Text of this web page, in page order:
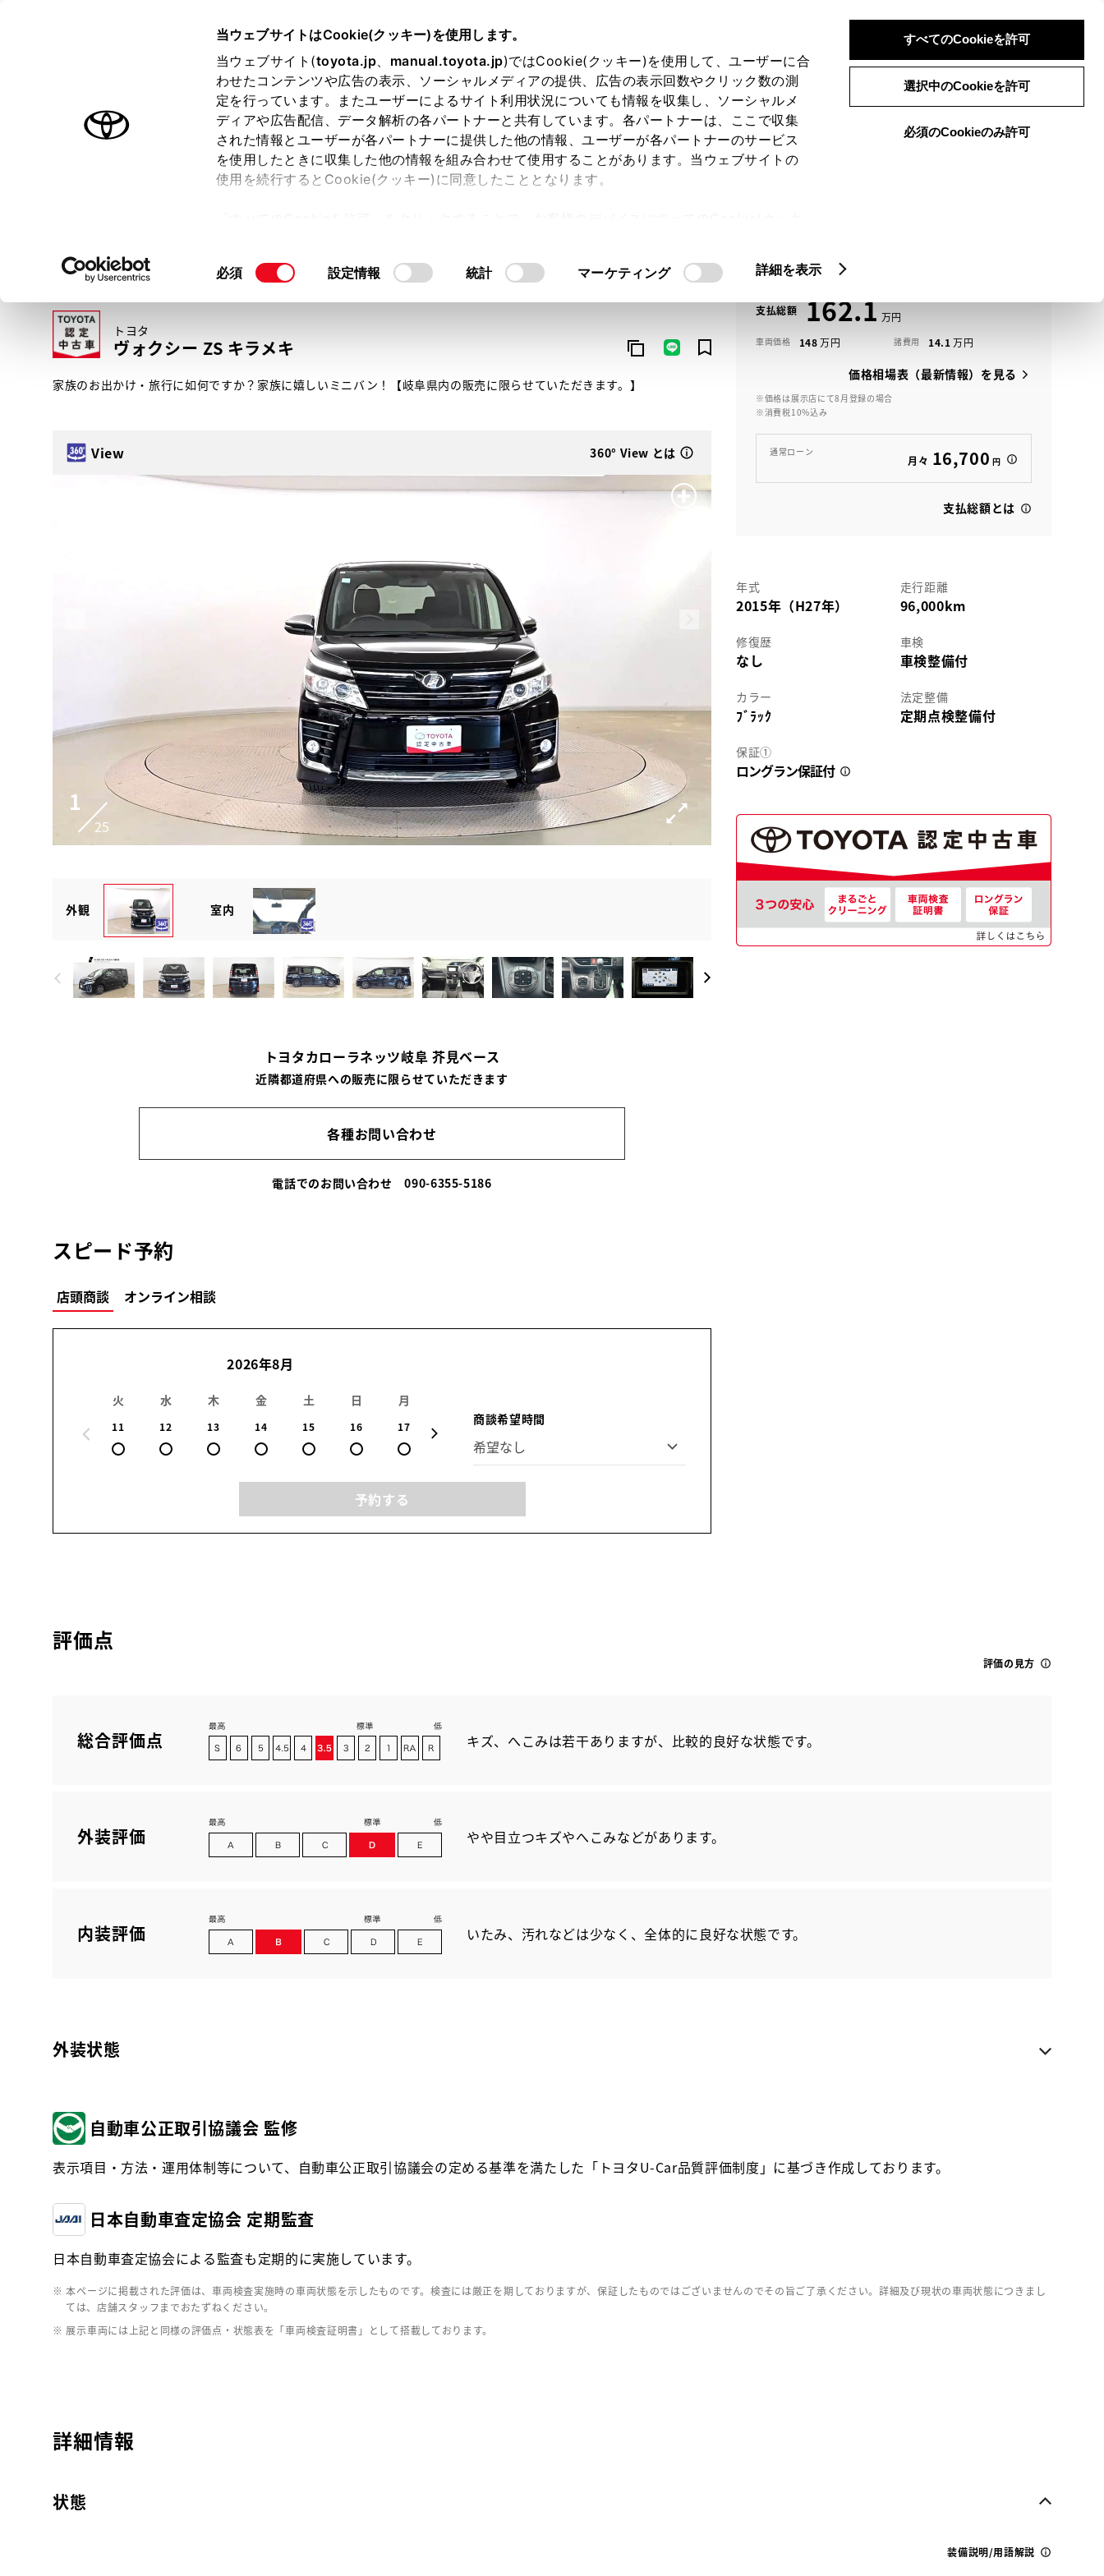
当ウェブサイトはCookie(クッキー)を使用します。
当ウェブサイト(toyota.jp、 manual.toyota.jp)ではCookie(クッキー)を使用して、ユーザーに合
わせたコンテンツや広告の表示、ソーシャルメディアの提供、広告の表示回数やクリック数の測
定を行っています。またユーザーによるサイト利用状況についても情報を収集し、ソーシャルメ
ディアや広告配信、データ解析の各パートナーと共有しています。各パートナーは、ここで収集
された情報とユーザーが各パートナーに提供した他の情報、ユーザーが各パートナーのサービス
を使用したときに収集した他の情報を組み合わせて使用することがあります。当ウェブサイトの
使用を続行するとCookie(クッキー)に同意したこととなります。
て」をご覧ください。
同
択
必須 設定情報 統計 マーケティング 詳細を表示
すべてのCookieを許可
選択中のCookieを許可
必須のCookieのみ許可
ログイン 検索 メニュー
オーナーサポート トピックス
トヨタ認定中古車 メニュー
トヨタ認定中古車の魅力 3つの買い方 オンライン購入お気に入り 保存した見積り
トヨタ
ヴォクシー ZS キラメキ
家族のお出かけ・旅行に如何ですか？家族に嬉しいミニバン！【岐阜県内の販売に限らせていただきます。】
View 360° View とは
1
25
View
25
外観 室内
トヨタカローラネッツ岐阜 芥見ベース
近隣都道府県への販売に限らせていただきます
各種お問い合わせ
電話でのお問い合わせ090-6355-5186
スピード予約
店頭商談 オンライン相談
2026年8月
火
11
水
12
木
13
金
14
土
15
日
16
月
17 19 20
商談希望時間
予約する
支払総額 162.1
車両価格 148 諸費用 14.1
価格相場表（最新情報）を見る
※価格は展示店にて8月登録の場合
※消費税10%込み
通常ローン
月々 16,700 円
支払総額とは
年式
2015年（H27年）
走行距離
96,000km
修復歴
なし
車検
車検整備付
カラー
ﾌﾞﾗｯｸ
法定整備
定期点検整備付
保証①
ロングラン保証付
評価点
評価の見方
総合評価点 キズ、へこみは若干ありますが、比較的良好な状態です。
外装評価 やや目立つキズやへこみなどがあります。
内装評価 いたみ、汚れなどは少なく、全体的に良好な状態です。
外装状態
自動車公正取引協議会 監修
表示項目・方法・運用体制等について、自動車公正取引協議会の定める基準を満たした「トヨタU-Car品質評価制度」に基づき作成しております。
日本自動車査定協会 定期監査
日本自動車査定協会による監査も定期的に実施しています。
※ 本ページに掲載された評価は、車両検査実施時の車両状態を示したものです。検査には厳正を期しておりますが、保証したものではございませんのでその旨ご了承ください。詳細及び現状の車両状態につきまし
ては、店舗スタッフまでおたずねください。
※ 展示車両には上記と同様の評価点・状態表を「車両検査証明書」として搭載しております。
詳細情報
状態
装備説明/用語解説